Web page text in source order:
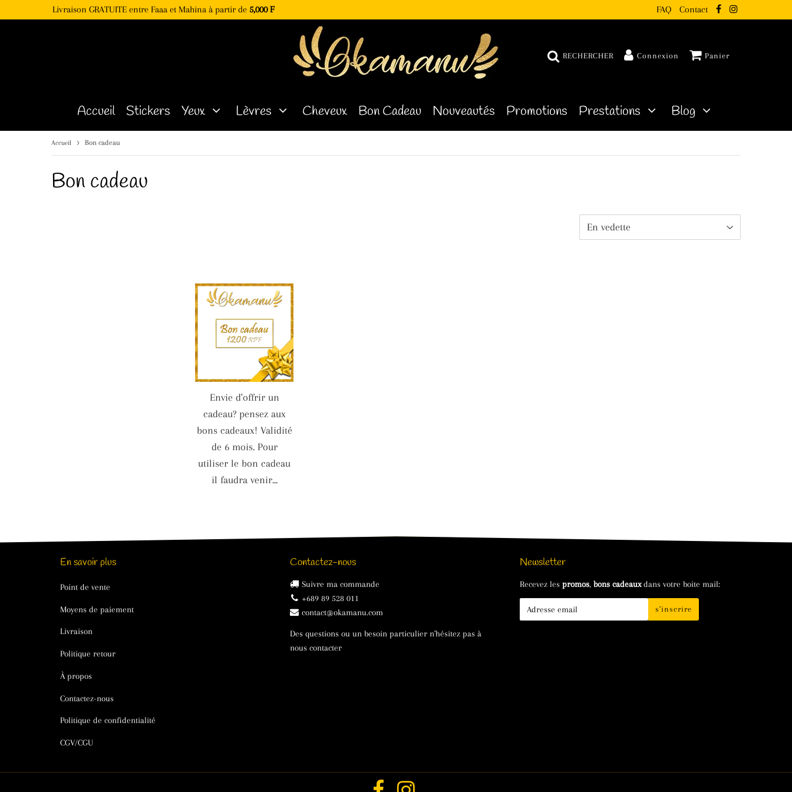
Livraison GRATUITE entre Faaa et Mahina à partir de 5,000 F FAQ Contact
RECHERCHER Connexion Panier
Accueil Stickers Yeux Lèvres Cheveux Bon Cadeau Nouveautés Promotions Prestations Blog
Accueil › Bon cadeau
Bon cadeau
Envie d'offrir un
cadeau? pensez aux
bons cadeaux! Validité
de 6 mois. Pour
utiliser le bon cadeau
il faudra venir...
En savoir plus
Point de vente
Moyens de paiement
Livraison
Politique retour
À propos
Contactez-nous
Politique de confidentialité
CGV/CGU
Contactez-nous
Suivre ma commande
+689 89 528 011
contact@okamanu.com
Des questions ou un besoin particulier n'hésitez pas à
nous contacter
Newsletter
Recevez les promos, bons cadeauxdans votre boite mail:
mail
s'inscrire